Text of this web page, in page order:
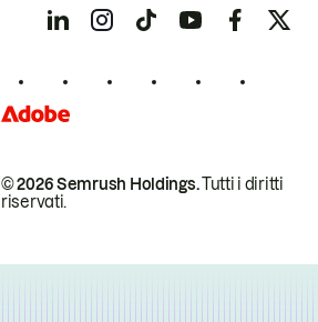
© 2026 Semrush Holdings.Tutti i diritti
riservati.